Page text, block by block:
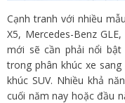
Cạnh tranh với nhiều
X5, Mercedes-Benz
mới sẽ cần phải nổi
trong phân khúc xe
khúc SUV. Nhiều khả
cuối năm nay hoặc đầu